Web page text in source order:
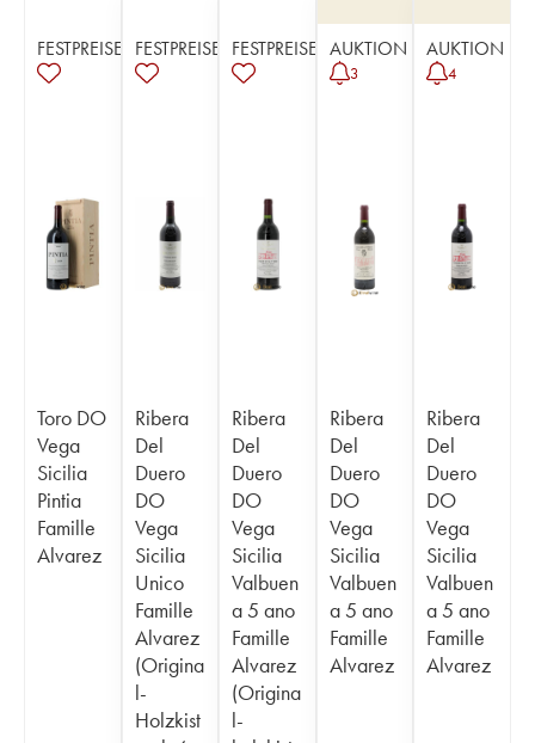
FESTPREISE
Toro DO
Vega
Sicilia
Pintia
Famille
Alvarez
FESTPREISE
Ribera
Del
Duero
DO
Vega
Sicilia
Unico
Famille
Alvarez
(Origina
l-
Holzkist
FESTPREISE
Ribera
Del
Duero
DO
Vega
Sicilia
Valbuen
a 5 ano
Famille
Alvarez
(Origina
l-
AUKTION
3
Ribera
Del
Duero
DO
Vega
Sicilia
Valbuen
a 5 ano
Famille
Alvarez
AUKTION
4
Ribera
Del
Duero
DO
Vega
Sicilia
Valbuen
a 5 ano
Famille
Alvarez